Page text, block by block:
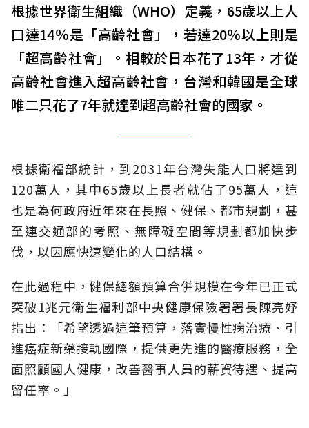
根據世界衛生組織（WHO）定義，65歲以上人
口達14％是「高齡社會」，若達20％以上則是
「超高齡社會」。相較於日本花了13年，才從
高齡社會進入超高齡社會，台灣和韓國是全球
唯二只花了7年就達到超高齡社會的國家。
根據衛福部統計，到2031年台灣失能人口將達到
120萬人，其中65歲以上長者就佔了95萬人，這
也是為何政府近年來在長照、健保、都市規劃，甚
至連交通部的考照、無障礙空間等規劃都加快步
伐，以因應快速變化的人口結構。
在此過程中，健保總額預算合併規模在今年已正式
突破1兆元衛生福利部中央健康保險署署長陳亮妤
指出：「希望透過這筆預算，落實慢性病治療、引
進癌症新藥接軌國際，提供更先進的醫療服務，全
面照顧國人健康，改善醫事人員的薪資待遇、提高
留任率。」